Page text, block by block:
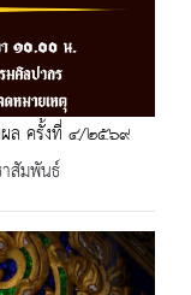
ผล ครั้งที่ ๔/๒๕๖๙
สัมพันธ์